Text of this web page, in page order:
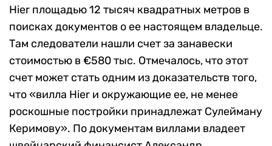
Hier площадью 12 тысяч квадратных метров в
поисках документов о ее настоящем владельце.
Там следователи нашли счет за занавески
стоимостью в €580 тыс. Отмечалось, что этот
счет может стать одним из доказательств того,
что «вилла Hier и окружающие ее, не менее
роскошные постройки принадлежат Сулейману
Керимову». По документам виллами владеет